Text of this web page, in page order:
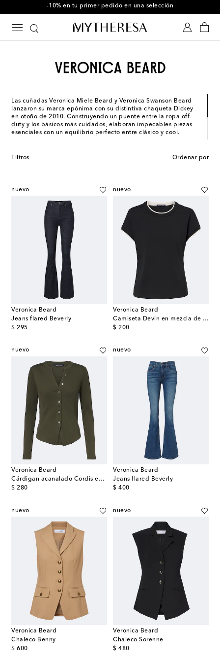
-10% en tu primer pedido en una selección
Las cuñadas Veronica Miele Beard y Veronica Swanson Beard
lanzaron su marca epónima con su distintiva chaqueta Dickey
en otoño de 2010. Construyendo un puente entre la ropa off-
duty y los básicos más cuidados, elaboran impecables piezas
esenciales con un equilibrio perfecto entre clásico y cool.
selecta oferta de ropa y zapatos pensados para la vida real
que empoderan del día a la noche, de la oficina al fin de
Filtros Ordenar por
nuevo
Veronica Beard
Jeans flared Beverly
$ 295
original price
nuevo
Veronica Beard
Camiseta Devin en mezcla de algodón
$ 200
original price
nuevo
Veronica Beard
Cárdigan acanalado Cordis en mezcla de algodón
$ 280
original price
nuevo
Veronica Beard
Jeans flared Beverly
$ 400
original price
nuevo
Veronica Beard
Chaleco Benny
$ 600
original price
nuevo
Veronica Beard
Chaleco Sorenne
$ 480
original price